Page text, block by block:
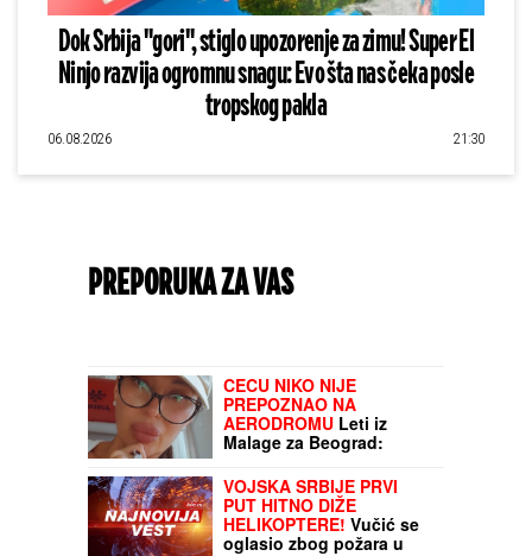
Dok Srbija "gori", stiglo upozorenje za zimu! Super El
Ninjo razvija ogromnu snagu: Evo šta nas čeka posle
tropskog pakla
06.08.2026 21:30
PREPORUKA ZA VAS
CECU NIKO NIJE
PREPOZNAO NA
AERODROMU Leti iz
Malage za Beograd:
majica i naočare (FOTO)
VOJSKA SRBIJE PRVI
PUT HITNO DIŽE
HELIKOPTERE! Vučić se
oglasio zbog požara u